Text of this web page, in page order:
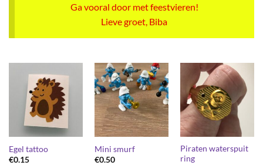
Ga vooral door met feestvieren!
Lieve groet, Biba
Egel tattoo
€0.15
Mini smurf
€0.50
Piraten waterspuit
ring